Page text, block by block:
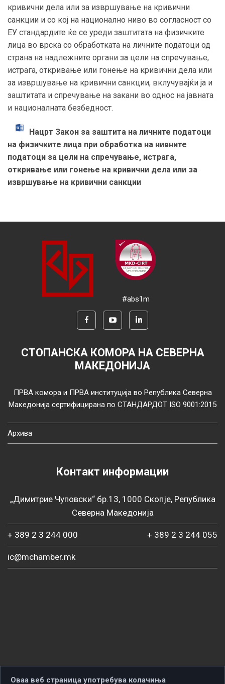
кривични дела или за извршување на кривични
санкции и со кој на национално ниво во согласност со
ЕУ стандардите ќе се уреди заштитата на физичките
лица во врска со обработката на личните податоци од
страна на надлежните органи за цели на спречување,
истрага, откривање или гонење на кривични дела или
за извршување на кривични санкции, вклучувајќи ја и
заштитата и спречување на закани во однос на јавната
и националната безбедност.
Нацрт Закон за заштита на личните податоци
на физичките лица при обработка на нивните
податоци за цели на спречување, истрага,
откривање или гонење на кривични дела или за
извршување на кривични санкции
#abs1m
СТОПАНСКА КОМОРА НА СЕВЕРНА
МАКЕДОНИЈА
ПРВА комора и ПРВА институција во Република Северна
Македонија сертифицирана по СТАНДАРДОТ ISO 9001:2015
Архива
Контакт информации
„Димитрие Чуповски“ бр.13, 1000 Скопје, Република
Северна Македонија
+ 389 2 3 244 000 + 389 2 3 244 055
ic@mchamber.mk
Оваа веб страница употребува колачиња